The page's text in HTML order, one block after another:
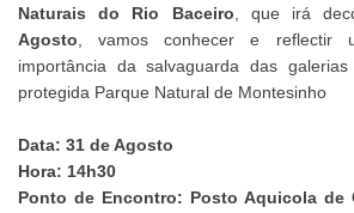
Naturais do Rio Baceiro , que irá
Agosto , vamos conhecer e reflectir
importância da salvaguarda das
protegida Parque Natural de Montesinho
Data: 31 de Agosto
Hora: 14h30
Ponto de Encontro: Posto Aquicola de